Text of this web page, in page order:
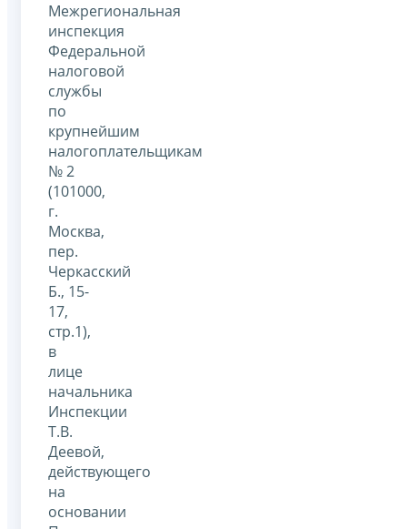
Межрегиональная
инспекция
Федеральной
налоговой
службы
по
крупнейшим
налогоплательщикам
№ 2
(101000,
г.
Москва,
пер.
Черкасский
Б., 15-
17,
стр.1),
в
лице
начальника
Инспекции
Т.В.
Деевой,
действующего
на
основании